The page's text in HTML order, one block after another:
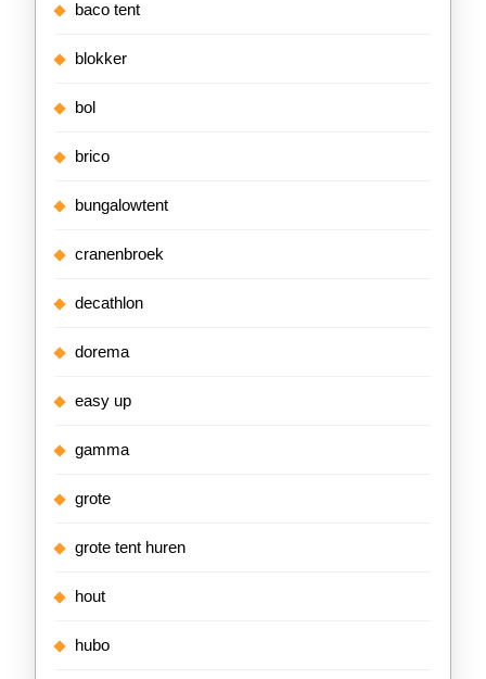
baco tent
blokker
bol
brico
bungalowtent
cranenbroek
decathlon
dorema
easy up
gamma
grote
grote tent huren
hout
hubo